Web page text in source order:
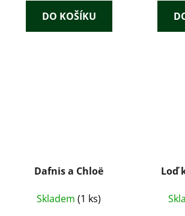
DO KOŠÍKU
Dafnis a Chloë
Skladem (1 ks)
Loď